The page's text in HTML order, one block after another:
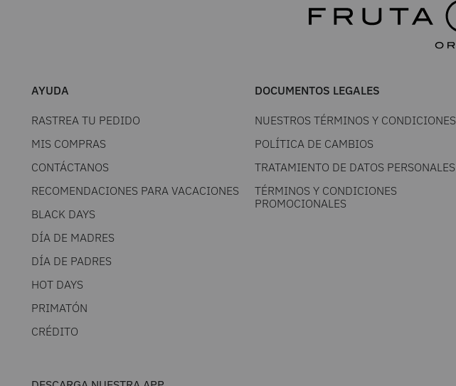
AYUDA
RASTREA TU PEDIDO
MIS COMPRAS
CONTÁCTANOS
RECOMENDACIONES PARA VACACIONES
BLACK DAYS
DÍA DE MADRES
DÍA DE PADRES
HOT DAYS
PRIMATÓN
CRÉDITO
DOCUMENTOS LEGALES
NUESTROS TÉRMINOS Y CONDICIONES
POLÍTICA DE CAMBIOS
TRATAMIENTO DE DATOS PERSONALES
TÉRMINOS Y CONDICIONES
PROMOCIONALES